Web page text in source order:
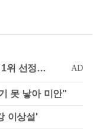
못 낳아 미안"
이상설'